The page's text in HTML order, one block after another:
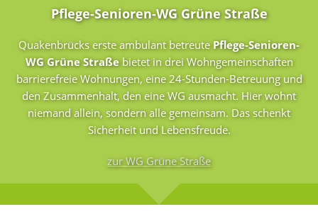
Pflege-Senioren-WG Grüne Straße
Quakenbrücks erste ambulant betreutePflege-Senioren-
WG Grüne Straßebietet in drei Wohngemeinschaften
barrierefreie Wohnungen, eine 24-Stunden-Betreuung und
den Zusammenhalt, den eine WG ausmacht. Hier wohnt
niemand allein, sondern alle gemeinsam. Das schenkt
Sicherheit und Lebensfreude.
zur WG Grüne Straße